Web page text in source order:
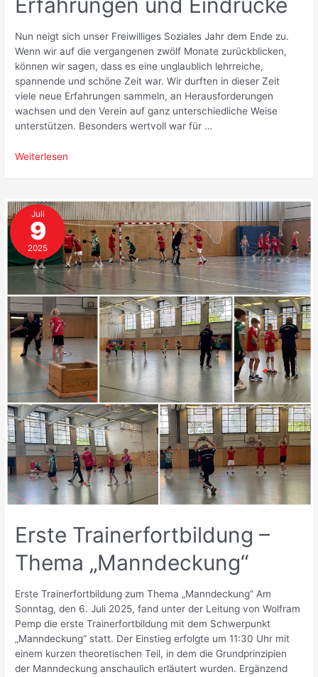
Erfahrungen und Eindrücke
Nun neigt sich unser Freiwilliges Soziales Jahr dem Ende zu.
Wenn wir auf die vergangenen zwölf Monate zurückblicken,
können wir sagen, dass es eine unglaublich lehrreiche,
spannende und schöne Zeit war. Wir durften in dieser Zeit
viele neue Erfahrungen sammeln, an Herausforderungen
wachsen und den Verein auf ganz unterschiedliche Weise
unterstützen. Besonders wertvoll war für …
Unser
Ein
Jahr
voller
Erfahrungen
und
Eindrücke
Weiterlesen
Juli
9
2025
Erste Trainerfortbildung –
Thema „Manndeckung“
Erste Trainerfortbildung zum Thema „Manndeckung“ Am
Sonntag, den 6. Juli 2025, fand unter der Leitung von Wolfram
Pemp die erste Trainerfortbildung mit dem Schwerpunkt
„Manndeckung“ statt. Der Einstieg erfolgte um 11:30 Uhr mit
einem kurzen theoretischen Teil, in dem die Grundprinzipien
der Manndeckung anschaulich erläutert wurden. Ergänzend